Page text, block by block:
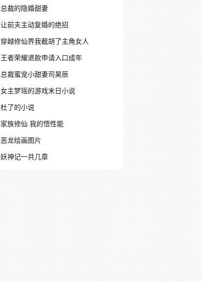
总裁的隐婚甜妻
让前夫主动复婚的绝招
穿越修仙界我截胡了主角女人
王者荣耀退款申请入口成年
总裁蜜宠小甜妻司昊辰
女主梦瑶的游戏末日小说
杜了的小说
家族修仙 我的悟性能
恶龙绘画图片
妖神记一共几章